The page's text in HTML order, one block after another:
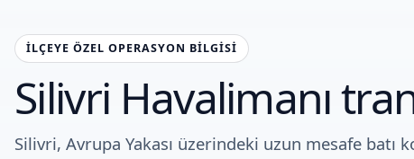
İLÇEYE ÖZEL OPERASYON BILGISI
Silivri Havalimanı
Silivri, Avrupa Yakası üzerindeki uzun mesafe